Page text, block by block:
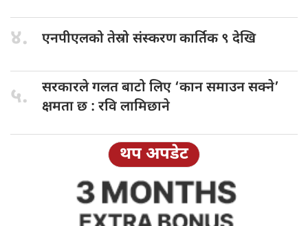
४. एनपीएलको तेस्रोसंस्करण कार्तिक ९ देखि
५. सरकारले गलतबाटो लिए ‘कान समाउन सक्ने’
क्षमता छ : रवि लामिछाने
थप अपडेट